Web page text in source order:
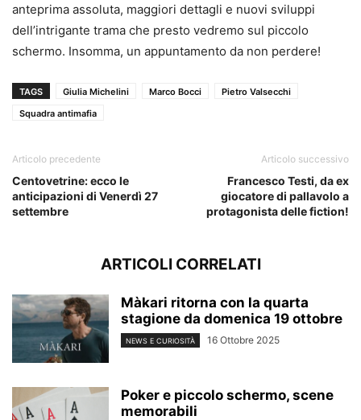
anteprima assoluta, maggiori dettagli e nuovi sviluppi
dell’intrigante trama che presto vedremo sul piccolo
schermo. Insomma, un appuntamento da non perdere!
TAGS Giulia Michelini Marco Bocci
Pietro Valsecchi
Squadra antimafia
Articolo precedente
Centovetrine: ecco le
anticipazioni di Venerdì 27
settembre
Articolo successivo
Francesco Testi, da ex
giocatore di pallavolo a
protagonista delle fiction!
ARTICOLI CORRELATI
Màkari ritorna con la quarta
stagione da domenica 19 ottobre
NEWS E CURIOSITÀ 16 Ottobre 2025
Poker e piccolo schermo, scene
memorabili